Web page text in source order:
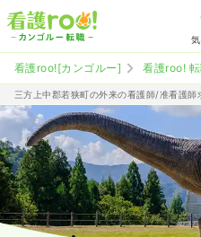
看護roo![カンゴルー] 看護roo!
三方上中郡若狭町の外来の看護師/准看護師